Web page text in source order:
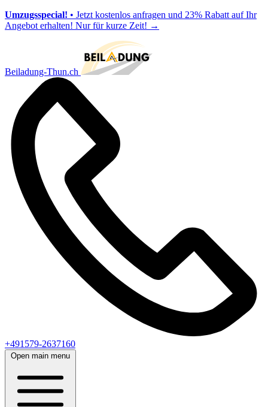
Umzugsspecial! • Jetzt kostenlos anfragen und 23% Rabatt auf Ihr
Angebot erhalten! Nur für kurze Zeit! →
Beiladung-Thun.ch
+491579-2637160
Open main menu